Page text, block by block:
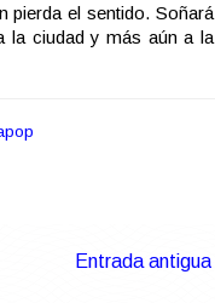
pierda el sentido. Soñará
la ciudad y más aún a la
Entrada antigua